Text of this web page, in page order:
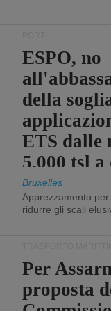
ESPO, no
della
ETS dalle
5.000 tsl
400 tsl
Bruxelles
Apprezzamento
ridurre gli scali
Per
proposta